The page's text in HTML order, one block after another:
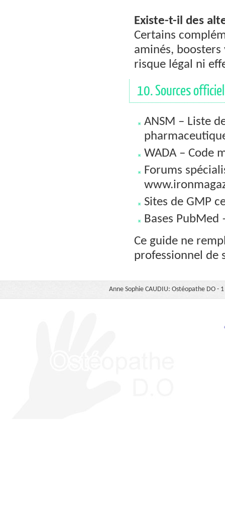
Existe-t-il des
Certains
aminés,
risque légal ni
10. Sources
ANSM – Liste
WADA – Code
Forums
Sites de GMP
Bases PubMed
Ce guide ne
professionnel de
Anne Sophie CAUDIU: Ostéopathe DO -